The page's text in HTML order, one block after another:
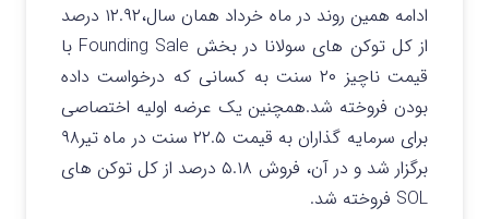
ادامه همین روند در ماه خرداد همان سال،۱۲.۹۲ درصد
از کل توکن های سولانا در بخش Founding Sale با
قیمت ناچیز ۲۰ سنت به کسانی که درخواست داده
بودن فروخته شد.همچنین یک عرضه اولیه اختصاصی
برای سرمایه گذاران به قیمت ۲۲.۵ سنت در ماه تیر۹۸
برگزار شد و در آن، فروش ۵.۱۸ درصد از کل توکن های
SOL فروخته شد.